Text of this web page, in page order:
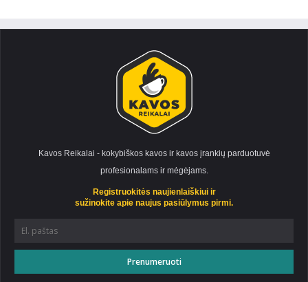
Kavos Reikalai - kokybiškos kavos ir kavos įrankių parduotuvė
profesionalams ir mėgėjams.
Registruokitės naujienlaiškiui ir
sužinokite apie naujus pasiūlymus pirmi.